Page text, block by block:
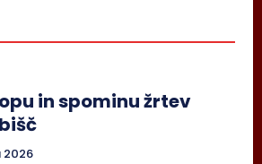
in spominu žrtev
2026